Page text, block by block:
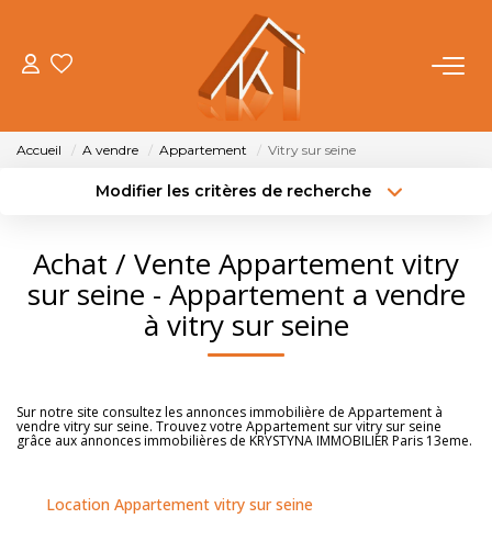
ACHETER
FAIRE GÉRER
OUTILS
NOUS CONTACTER
Accueil A vendre Appartement Vitry sur seine
Modifier les critères de recherche
Sélectionnez...
Type de bien
Plus de critères
Achat / Vente Appartement vitry
sur seine - Appartement a vendre
à vitry sur seine
Sur notre site consultez les annonces immobilière de Appartement à
vendre vitry sur seine. Trouvez votre Appartement sur vitry sur seine
grâce aux annonces immobilières de KRYSTYNA IMMOBILIER Paris 13eme.
Location Appartement vitry sur seine